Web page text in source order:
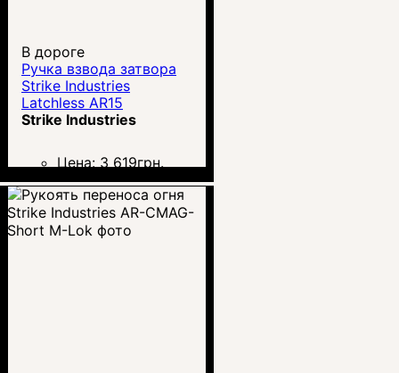
В дороге
Ручка взвода затвора
Strike Industries
Latchless AR15
Strike Industries
Цена: 3 619грн.